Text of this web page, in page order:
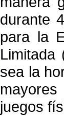
durante
para la
sea la
juegos